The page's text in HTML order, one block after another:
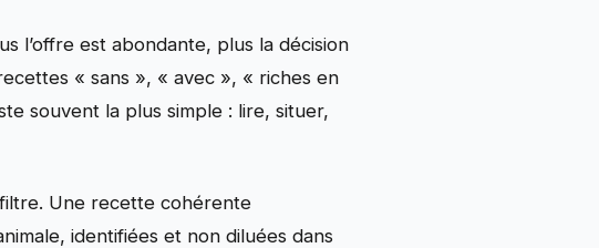
l’offre est abondante, plus la décision
« sans », « avec », « riches en
souvent la plus simple : lire, situer,
Une recette cohérente
identifiées et non diluées dans